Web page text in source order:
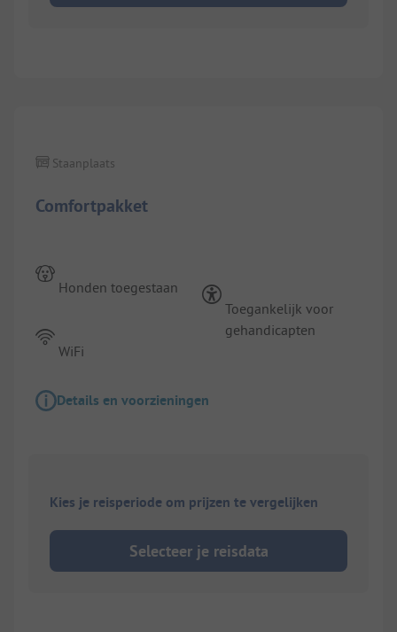
Comfortpakket
Staanplaats
Honden toegestaan
WiFi
Toegankelijk voor
gehandicapten
Details en voorzieningen
Kies je reisperiode om prijzen te vergelijken
Selecteer je reisdata